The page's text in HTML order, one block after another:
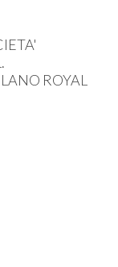
ROYAL